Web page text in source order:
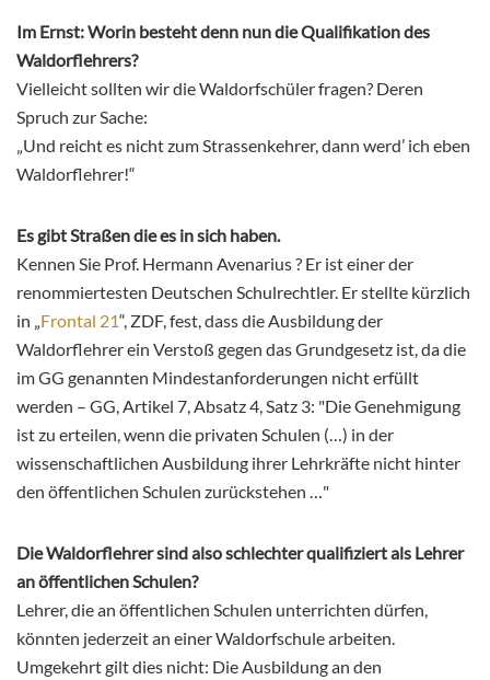
Im Ernst: Worin besteht denn nun die Qualifikation des
Waldorflehrers?
Vielleicht sollten wir die Waldorfschüler fragen? Deren
Spruch zur Sache:
„Und reicht es nicht zum Strassenkehrer, dann werd’ ich eben
Waldorflehrer!“
Es gibt Straßen die es in sich haben.
Kennen Sie Prof. Hermann Avenarius ? Er ist einer der
renommiertesten Deutschen Schulrechtler. Er stellte kürzlich
in „Frontal 21“, ZDF, fest, dass die Ausbildung der
Waldorflehrer ein Verstoß gegen das Grundgesetz ist, da die
im GG genannten Mindestanforderungen nicht erfüllt
werden – GG, Artikel 7, Absatz 4, Satz 3: "Die Genehmigung
ist zu erteilen, wenn die privaten Schulen (…) in der
wissenschaftlichen Ausbildung ihrer Lehrkräfte nicht hinter
den öffentlichen Schulen zurückstehen …"
Die Waldorflehrer sind also schlechter qualifiziert als Lehrer
an öffentlichen Schulen?
Lehrer, die an öffentlichen Schulen unterrichten dürfen,
könnten jederzeit an einer Waldorfschule arbeiten.
Umgekehrt gilt dies nicht: Die Ausbildung an den